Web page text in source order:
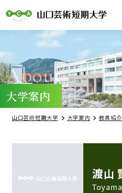
About
大学案内
山口芸術短期大学 大学案内 教員紹介
渡山